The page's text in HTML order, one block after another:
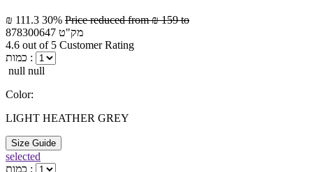
₪ 111.3 30% Price reduced from₪ 159 to
מק"ט 878300647
4.6 out of 5 Customer Rating
כמות :
null null
Color:
LIGHT HEATHER GREY
Size Guide
selected
כמות :